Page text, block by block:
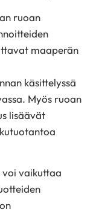
ruoan
maaperän
käsittelyssä
Myös ruoan
lisäävät
vaikuttaa